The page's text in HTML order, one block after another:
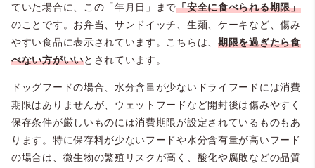
ていた場合に、この「年月日」まで「安全に食べられる期限」
のことです。お弁当、サンドイッチ、生麺、ケーキなど、傷み
やすい食品に表示されています。こちらは、 期限を過ぎたら食
べない方がいいとされています。
ドッグフードの場合、水分含量が少ないドライフードには消費
期限はありませんが、ウェットフードなど開封後は傷みやすく
保存条件が厳しいものには消費期限が設定されているものもあ
ります。特に保存料が少ないフードや水分含有量が高いフード
の場合は、微生物の繁殖リスクが高く、酸化や腐敗などの品質